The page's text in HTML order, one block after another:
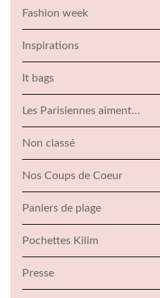
Fashion week
Inspirations
It bags
Les Parisiennes aiment…
Non classé
Nos Coups de Coeur
Paniers de plage
Pochettes Kilim
Presse